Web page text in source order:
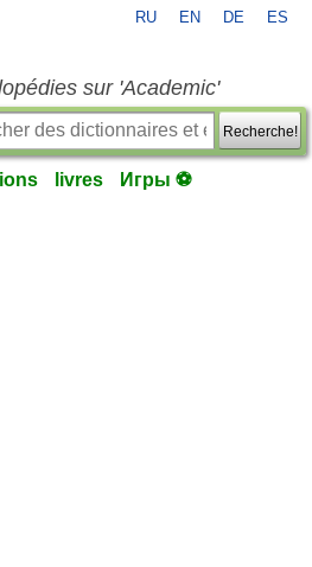
RU EN DE ES
sur 'Academic'
Recherche!
livres Игры ⚽